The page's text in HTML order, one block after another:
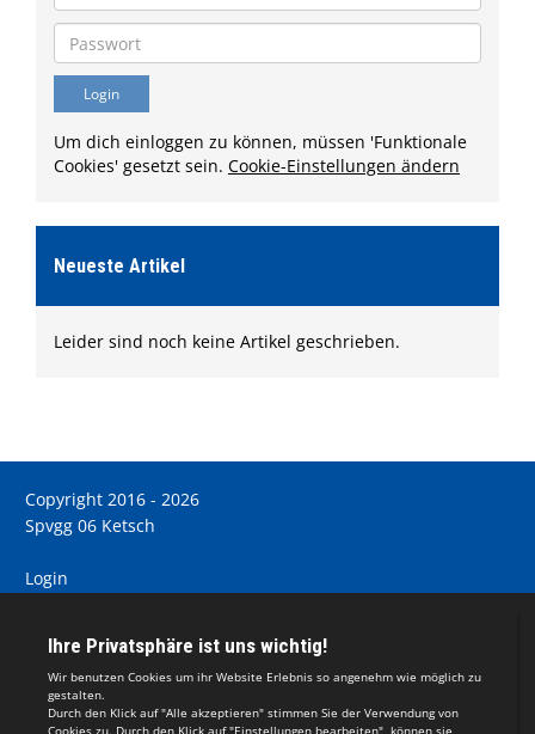
Um dich einloggen zu können, müssen 'Funktionale
Cookies' gesetzt sein. Cookie-Einstellungen ändern
Neueste Artikel
Leider sind noch keine Artikel geschrieben.
Copyright 2016 - 2026
Spvgg 06 Ketsch
Login
Impressum
Teamsports 2